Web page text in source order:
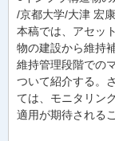
/京都大学/大津 宏康
本稿では、アセッ
物の建設から維持
維持管理段階での
ついて紹介する。
ては、モニタリン
適用が期待される